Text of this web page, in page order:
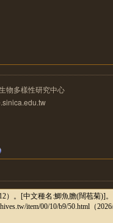
物多樣性研究中心